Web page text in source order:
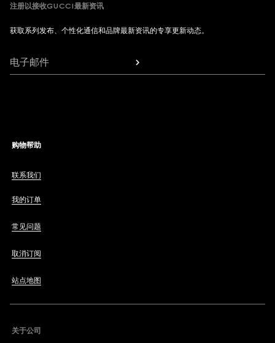
注册以接收GUCCI最新资讯
获取系列发布、个性化通信和品牌最新资讯的专享更新动态。
电子邮件
购物帮助
联系我们
我的订单
常见问题
取消订阅
站点地图
关于公司